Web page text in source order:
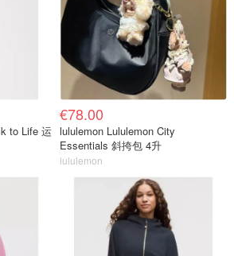
to Life 运
€78.00
lululemon Lululemon City
Essentials 斜挎包 4升
lululemon